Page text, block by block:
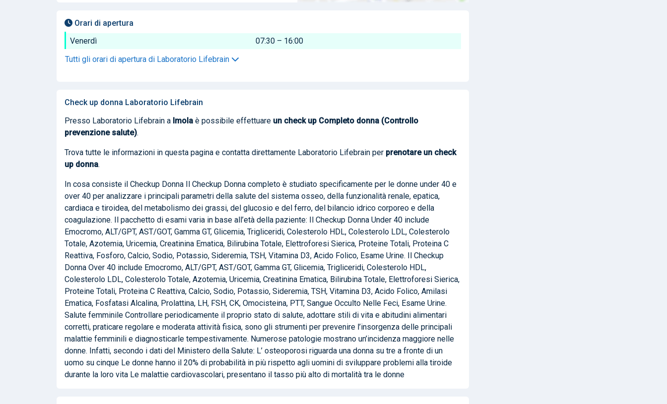
Orari di apertura
Venerdì
07:30 – 16:00
Tutti gli orari di apertura di Laboratorio Lifebrain
Check up donna Laboratorio Lifebrain
Presso Laboratorio Lifebrain a Imola è possibile effettuare un check up Completo donna (Controllo
prevenzione salute).
Trova tutte le informazioni in questa pagina e contatta direttamente Laboratorio Lifebrain per prenotare un check
up donna.
In cosa consiste il Checkup Donna Il Checkup Donna completo è studiato specificamente per le donne under 40 e
over 40 per analizzare i principali parametri della salute del sistema osseo, della funzionalità renale, epatica,
cardiaca e tiroidea, del metabolismo dei grassi, del glucosio e del ferro, del bilancio idrico corporeo e della
coagulazione. Il pacchetto di esami varia in base all’età della paziente: Il Checkup Donna Under 40 include
Emocromo, ALT/GPT, AST/GOT, Gamma GT, Glicemia, Trigliceridi, Colesterolo HDL, Colesterolo LDL, Colesterolo
Totale, Azotemia, Uricemia, Creatinina Ematica, Bilirubina Totale, Elettroforesi Sierica, Proteine Totali, Proteina C
Reattiva, Fosforo, Calcio, Sodio, Potassio, Sideremia, TSH, Vitamina D3, Acido Folico, Esame Urine. Il Checkup
Donna Over 40 include Emocromo, ALT/GPT, AST/GOT, Gamma GT, Glicemia, Trigliceridi, Colesterolo HDL,
Colesterolo LDL, Colesterolo Totale, Azotemia, Uricemia, Creatinina Ematica, Bilirubina Totale, Elettroforesi Sierica,
Proteine Totali, Proteina C Reattiva, Calcio, Sodio, Potassio, Sideremia, TSH, Vitamina D3, Acido Folico, Amilasi
Ematica, Fosfatasi Alcalina, Prolattina, LH, FSH, CK, Omocisteina, PTT, Sangue Occulto Nelle Feci, Esame Urine.
Salute femminile Controllare periodicamente il proprio stato di salute, adottare stili di vita e abitudini alimentari
corretti, praticare regolare e moderata attività fisica, sono gli strumenti per prevenire l’insorgenza delle principali
malattie femminili e diagnosticarle tempestivamente. Numerose patologie mostrano un’incidenza maggiore nelle
donne. Infatti, secondo i dati del Ministero della Salute: L’ osteoporosi riguarda una donna su tre a fronte di un
uomo su cinque Le donne hanno il 20% di probabilità in più rispetto agli uomini di sviluppare problemi alla tiroide
durante la loro vita Le malattie cardiovascolari, presentano il tasso più alto di mortalità tra le donne